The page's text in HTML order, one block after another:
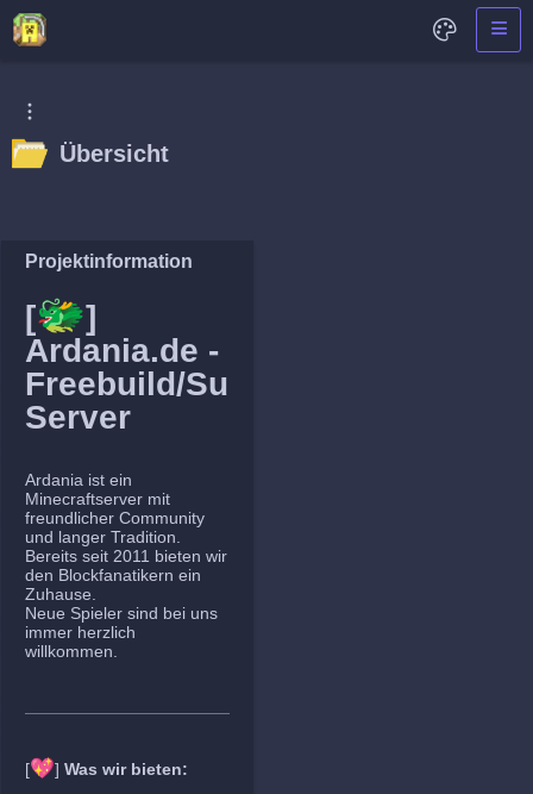
Übersicht
Projektinformation
[🐲]
Ardania.de -
Freebuild/Survival
Server
Ardania ist ein
Minecraftserver mit
freundlicher Community
und langer Tradition.
Bereits seit 2011 bieten wir
den Blockfanatikern ein
Zuhause.
Neue Spieler sind bei uns
immer herzlich
willkommen.
[💖] Was wir bieten: